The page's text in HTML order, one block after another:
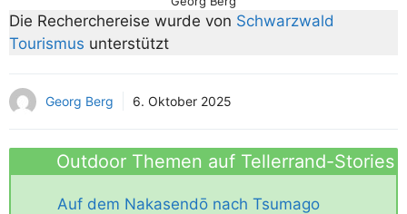
Die Recherchereise wurde von Schwarzwald
Tourismus unterstützt
Georg Berg 6. Oktober 2025
Outdoor Themen auf Tellerrand-Stories
Auf dem Nakasendō nach Tsumago